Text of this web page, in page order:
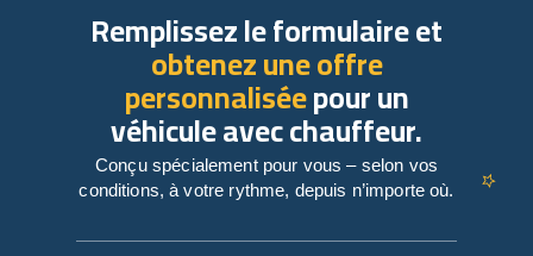
Remplissez le formulaire et
obtenez une offre
personnaliséepour un
véhicule avec chauffeur.
Conçu spécialement pour vous – selon vos
conditions, à votre rythme, depuis n’importe où.